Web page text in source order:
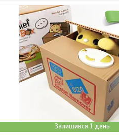
Залишився 1 день